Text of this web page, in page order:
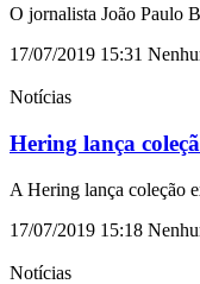
O jornalista João Paulo
17/07/2019 15:31
Notícias
Hering lança
A Hering lança coleção
17/07/2019 15:18
Notícias